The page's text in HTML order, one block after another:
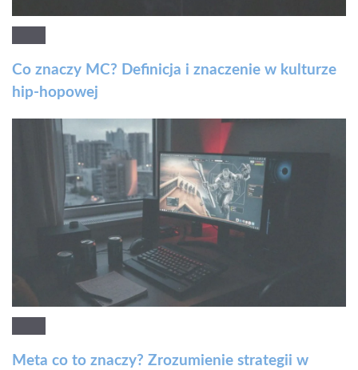
Co znaczy MC? Definicja i znaczenie w kulturze
hip-hopowej
Meta co to znaczy? Zrozumienie strategii w